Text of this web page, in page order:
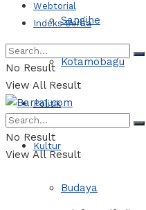
Sangihe
Kotamobagu
Politik
Kultur
Budaya
Webtorial
Indeks Berita
No Result
View All Result
No Result
View All Result